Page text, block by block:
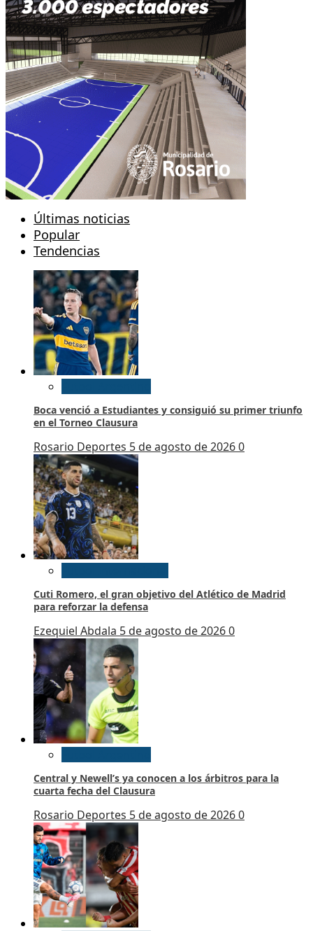
Últimas noticias
Popular
Tendencias
Boca venció a Estudiantes y consiguió su primer triunfo
en el Torneo Clausura
Rosario Deportes 5 de agosto de 20260
Cuti Romero, el gran objetivo del Atlético de Madrid
para reforzar la defensa
Ezequiel Abdala 5 de agosto de 20260
Central y Newell’s ya conocen a los árbitros para la
cuarta fecha del Clausura
Rosario Deportes 5 de agosto de 20260